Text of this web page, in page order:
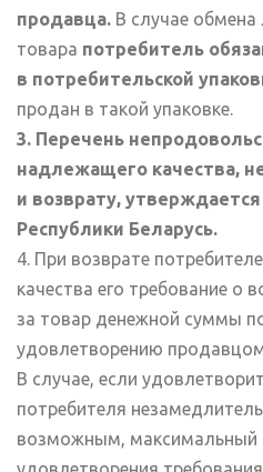
продавца. В случае обмена
товара потребитель
в потребительской
продан в такой упаковке.
3. Перечень
надлежащего качества,
и возврату,
Республики Беларусь.
4. При возврате
качества его требование о
за товар денежной суммы
удовлетворению
В случае, если
потребителя
возможным, максимальный